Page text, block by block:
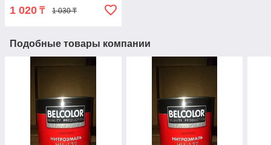
1 020 ₸ 1 030 ₸
Подобные товары компании